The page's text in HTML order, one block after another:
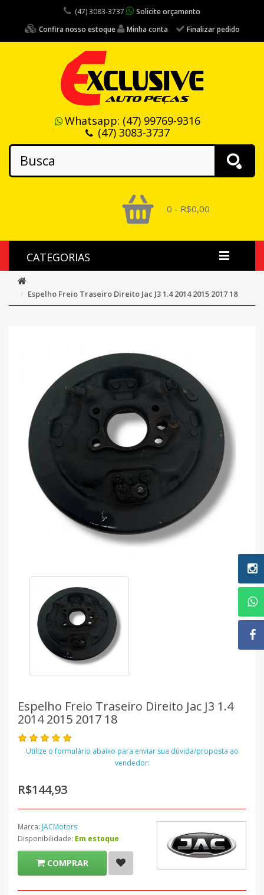
(47) 3083-3737
Solicite orçamento
Confira nosso estoque
Minha conta Finalizar pedido
Whatsapp: (47) 99769-9316
(47) 3083-3737
0 - R$0,00
CATEGORIAS
Espelho Freio Traseiro Direito Jac J3 1.4 2014 2015 2017 18
Espelho Freio Traseiro Direito Jac J3 1.4
2014 2015 2017 18
Utilize o formulário abaixo para enviar sua dúvida/proposta ao
vendedor:
R$144,93
Marca: JACMotors
Disponibilidade: Em estoque
COMPRAR